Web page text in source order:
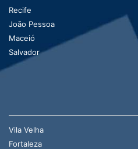
Recife
João Pessoa
Maceió
Salvador
Vila Velha
Fortaleza